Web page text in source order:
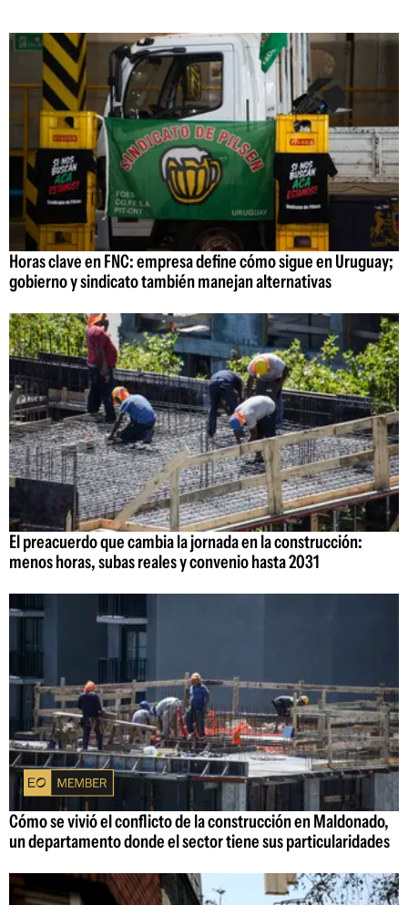
Horas clave en FNC: empresa define cómo sigue en Uruguay;
gobierno y sindicato también manejan alternativas
El preacuerdo que cambia la jornada en la construcción:
menos horas, subas reales y convenio hasta 2031
Cómo se vivió el conflicto de la construcción en Maldonado,
un departamento donde el sector tiene sus particularidades